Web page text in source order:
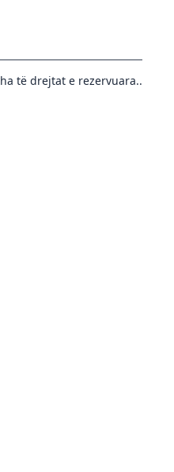
të drejtat e rezervuara..